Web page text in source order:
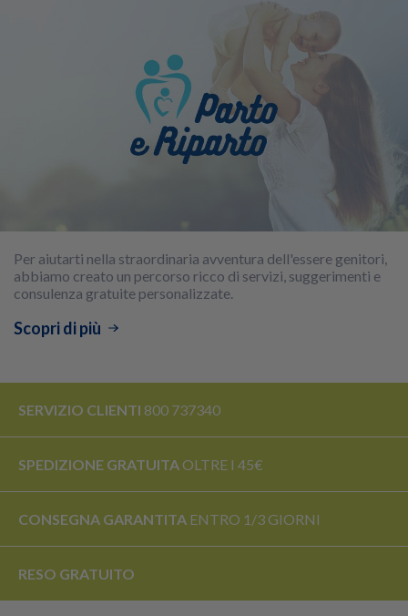
Per aiutarti nella straordinaria avventura dell'essere genitori,
abbiamo creato un percorso ricco di servizi, suggerimenti e
consulenza gratuite personalizzate.
Scopri di più
SERVIZIO CLIENTI 800 737340
SPEDIZIONE GRATUITA OLTRE I 45€
CONSEGNA GARANTITA ENTRO 1/3 GIORNI
RESO GRATUITO